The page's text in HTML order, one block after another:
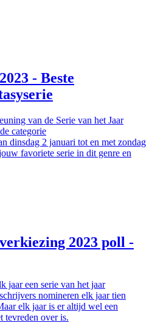
- Beste
van de Serie van het Jaar
categorie
dinsdag 2 januari tot en met zondag
favoriete serie in dit genre en
2023 poll -
jaar een serie van het jaar
nomineren elk jaar tien
elk jaar is er altijd wel een
tevreden over is.